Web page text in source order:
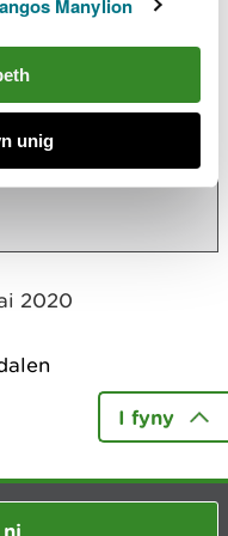
Manylion
unig
2020
I fyny